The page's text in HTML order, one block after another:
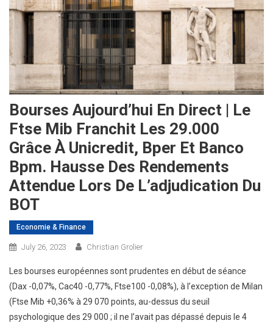
Bourses Aujourd’hui En Direct | Le
Ftse Mib Franchit Les 29.000
Grâce À Unicredit, Bper Et Banco
Bpm. Hausse Des Rendements
Attendue Lors De L’adjudication Du
BOT
Economie & Finance
July 26, 2023 Christian Grolier
Les bourses européennes sont prudentes en début de séance
(Dax -0,07%, Cac40 -0,77%, Ftse100 -0,08%), à l’exception de Milan
(Ftse Mib +0,36% à 29 070 points, au-dessus du seuil
psychologique des 29 000 ; il ne l’avait pas dépassé depuis le 4